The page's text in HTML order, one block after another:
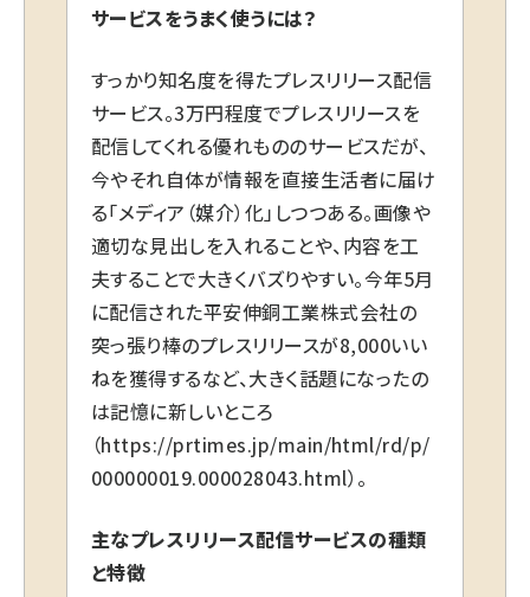
サービスをうまく使うには？
すっかり知名度を得たプレスリリース配信
サービス。3万円程度でプレスリリースを
配信してくれる優れもののサービスだが、
今やそれ自体が情報を直接生活者に届け
る「メディア（媒介）化」しつつある。画像や
適切な見出しを入れることや、内容を工
夫することで大きくバズりやすい。今年5月
に配信された平安伸銅工業株式会社の
突っ張り棒のプレスリリースが8,000いい
ねを獲得するなど、大きく話題になったの
は記憶に新しいところ
（https://prtimes.jp/main/html/rd/p/
000000019.000028043.html）。
主なプレスリリース配信サービスの種類
と特徴